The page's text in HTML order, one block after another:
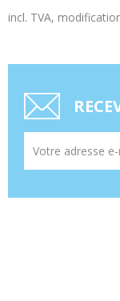
incl. TVA,